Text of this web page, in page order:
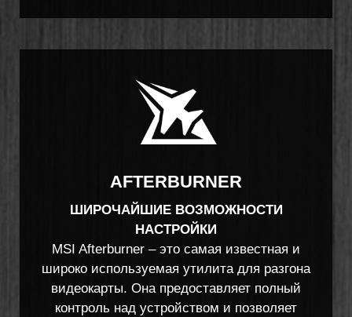
AFTERBURNER
ШИРОЧАЙШИЕ ВОЗМОЖНОСТИ
НАСТРОЙКИ
MSI Afterburner – это самая известная и
широко используемая утилита для разгона
видеокарты. Она предоставляет полный
контроль над устройством и позволяет